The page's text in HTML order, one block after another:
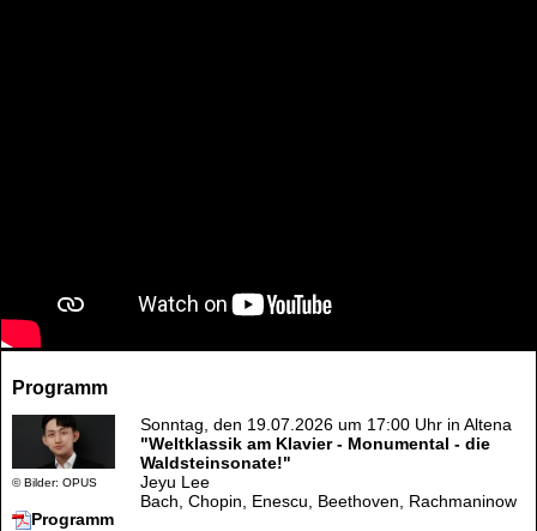
Programm
© Bilder: OPUS
Programm
Sonntag, den 19.07.2026 um 17:00 Uhr in Altena
"Weltklassik am Klavier - Monumental - die
Waldsteinsonate!"
Jeyu Lee
Bach, Chopin, Enescu, Beethoven, Rachmaninow